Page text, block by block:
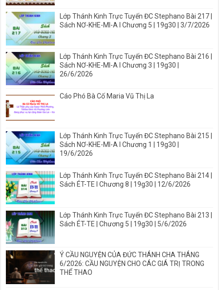
Lớp Thánh Kinh Trực Tuyến ĐC Stephano Bài 217 |
Sách NƠ-KHE-MI-A I Chương 5 | 19g30 | 3/7/2026
Lớp Thánh Kinh Trực Tuyến ĐC Stephano Bài 216 |
Sách NƠ-KHE-MI-A I Chương 3 | 19g30 |
26/6/2026
Cáo Phó Bà Cố Maria Vũ Thị La
Lớp Thánh Kinh Trực Tuyến ĐC Stephano Bài 215 |
Sách NƠ-KHE-MI-A I Chương 1 | 19g30 |
19/6/2026
Lớp Thánh Kinh Trực Tuyến ĐC Stephano Bài 214 |
Sách ÉT-TE I Chương 8 | 19g30 | 12/6/2026
Lớp Thánh Kinh Trực Tuyến ĐC Stephano Bài 213 |
Sách ÉT-TE | Chương 5 | 19g30 | 5/6/2026
Ý CẦU NGUYỆN CỦA ĐỨC THÁNH CHA THÁNG
6/2026: CẦU NGUYỆN CHO CÁC GIÁ TRỊ TRONG
THỂ THAO